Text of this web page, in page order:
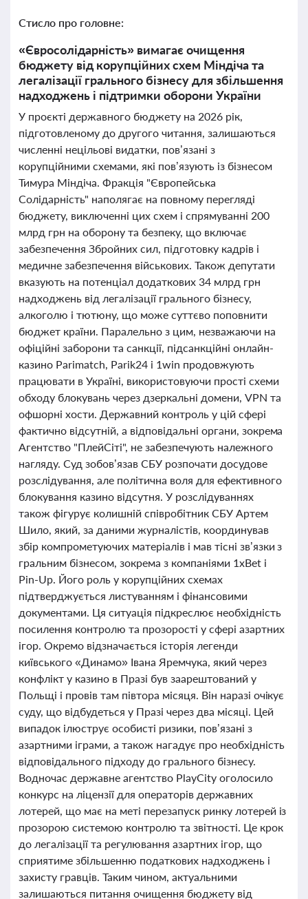
Стисло про головне:
«Євросолідарність» вимагає очищення
бюджету від корупційних схем Міндіча та
легалізації грального бізнесу для збільшення
надходжень і підтримки оборони України
У проєкті державного бюджету на 2026 рік,
підготовленому до другого читання, залишаються
численні нецільові видатки, пов’язані з
корупційними схемами, які пов’язують із бізнесом
Тимура Міндіча. Фракція "Європейська
Солідарність" наполягає на повному перегляді
бюджету, виключенні цих схем і спрямуванні 200
млрд грн на оборону та безпеку, що включає
забезпечення Збройних сил, підготовку кадрів і
медичне забезпечення військових. Також депутати
вказують на потенціал додаткових 34 млрд грн
надходжень від легалізації грального бізнесу,
алкоголю і тютюну, що може суттєво поповнити
бюджет країни. Паралельно з цим, незважаючи на
офіційні заборони та санкції, підсанкційні онлайн-
казино Parimatch, Parik24 і 1win продовжують
працювати в Україні, використовуючи прості схеми
обходу блокувань через дзеркальні домени, VPN та
офшорні хости. Державний контроль у цій сфері
фактично відсутній, а відповідальні органи, зокрема
Агентство "ПлейСіті", не забезпечують належного
нагляду. Суд зобов’язав СБУ розпочати досудове
розслідування, але політична воля для ефективного
блокування казино відсутня. У розслідуваннях
також фігурує колишній співробітник СБУ Артем
Шило, який, за даними журналістів, координував
збір компрометуючих матеріалів і мав тісні зв’язки з
гральним бізнесом, зокрема з компаніями 1xBet і
Pin-Up. Його роль у корупційних схемах
підтверджується листуванням і фінансовими
документами. Ця ситуація підкреслює необхідність
посилення контролю та прозорості у сфері азартних
ігор. Окремо відзначається історія легенди
київського «Динамо» Івана Яремчука, який через
конфлікт у казино в Празі був заарештований у
Польщі і провів там півтора місяця. Він наразі очікує
суду, що відбудеться у Празі через два місяці. Цей
випадок ілюструє особисті ризики, пов’язані з
азартними іграми, а також нагадує про необхідність
відповідального підходу до грального бізнесу.
Водночас державне агентство PlayCity оголосило
конкурс на ліцензії для операторів державних
лотерей, що має на меті перезапуск ринку лотерей із
прозорою системою контролю та звітності. Це крок
до легалізації та регулювання азартних ігор, що
сприятиме збільшенню податкових надходжень і
захисту гравців. Таким чином, актуальними
залишаються питання очищення бюджету від